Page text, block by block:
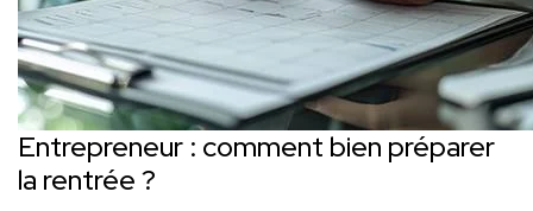
Entrepreneur : comment bien préparer
la rentrée ?